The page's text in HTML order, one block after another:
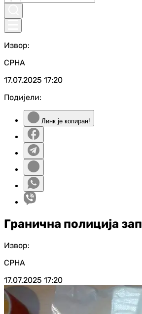
Извор:
СРНА
17.07.2025 17:20
Подијели:
Линк је копиран!
Гранична полиција
Извор:
СРНА
17.07.2025 17:20